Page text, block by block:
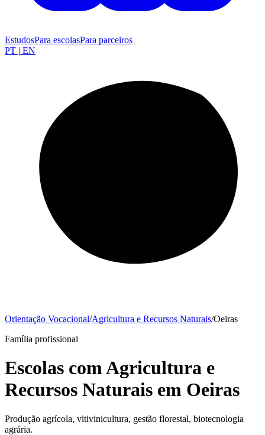
EstudosPara escolasPara parceiros
PT | EN
Orientação Vocacional/Agricultura e Recursos Naturais/Oeiras
Família profissional
Escolas com Agricultura e
Recursos Naturais em Oeiras
Produção agrícola, vitivinicultura, gestão florestal, biotecnologia
agrária.